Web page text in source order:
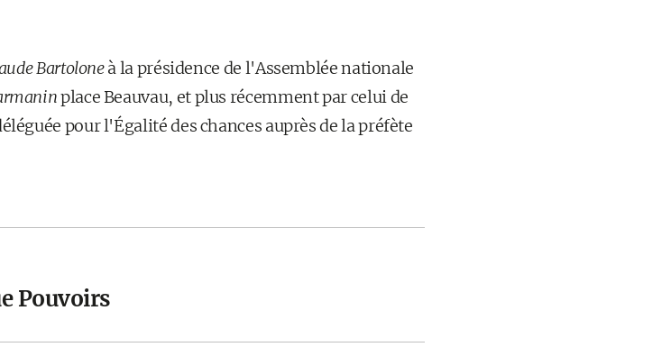
Bartoloneà la présidence de l'Assemblée nationale
place Beauvau, et plus récemment par celui de
pour l'Égalité des chances auprès de la préfète
Pouvoirs